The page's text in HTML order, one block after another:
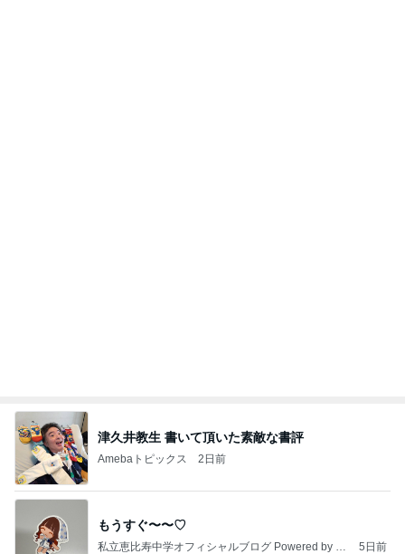
津久井教生 書いて頂いた素敵な書評
Amebaトピックス 2日前
もうすぐ〜〜♡
私立恵比寿中学オフィシャルブログ Powered by A
5日前